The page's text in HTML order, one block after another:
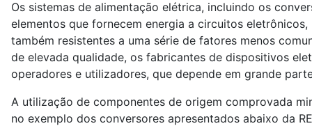
Os sistemas de alimentação elétrica, incluindo os
elementos que fornecem energia a circuitos
também resistentes a uma série de fatores menos
de elevada qualidade, os fabricantes de dispositivos
operadores e utilizadores, que depende em grande
A utilização de componentes de origem comprovada
no exemplo dos conversores apresentados abaixo da